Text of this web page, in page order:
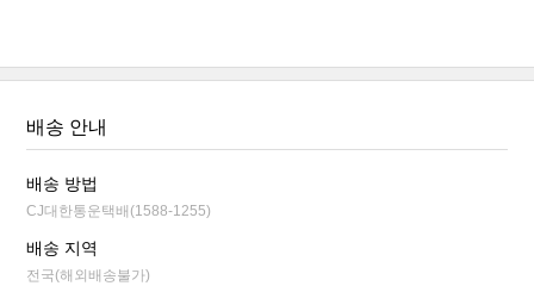
배송 안내
배송 방법
CJ대한통운택배(1588-1255)
배송 지역
전국(해외배송불가)